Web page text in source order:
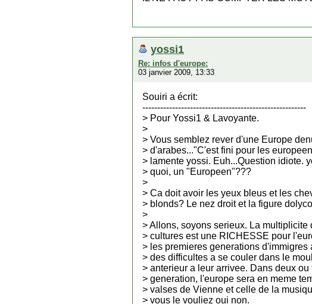
yossi1
Re: infos d'europe:
03 janvier 2009, 13:33
Souiri a écrit:
-------------------------------------------------------
> Pour Yossi1 & Lavoyante.
>
> Vous semblez rever d'une Europe
> d'arabes..."C'est fini pour les
> lamente yossi. Euh...Question idiote.
> quoi, un "Europeen"???
>
> Ca doit avoir les yeux bleus et les
> blonds? Le nez droit et la figure
>
> Allons, soyons serieux. La multiplicite
> cultures est une RICHESSE pour
> les premieres generations d'immigres
> des difficultes a se couler dans le
> anterieur a leur arrivee. Dans deux ou
> generation, l'europe sera en meme
> valses de Vienne et celle de la
> vous le vouliez oui non.